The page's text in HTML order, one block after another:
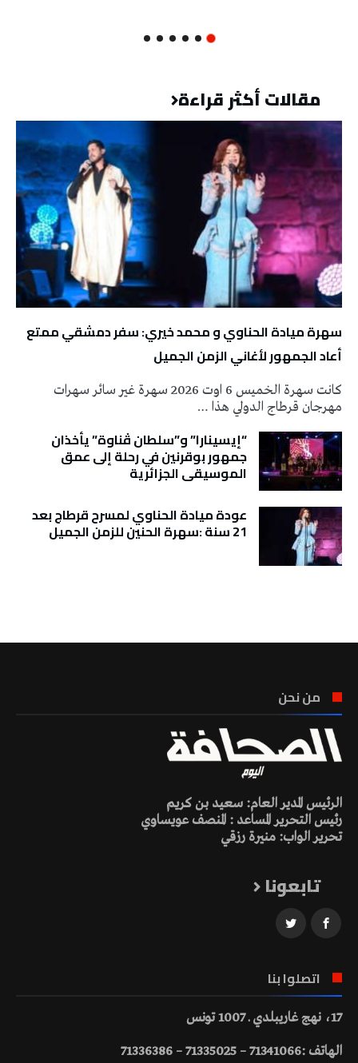
مقالات أكثر قراءة
سهرة ميادة الحناوي و محمد خيري: سفر دمشقي ممتع
أعاد الجمهور لأغاني الزمن الجميل
كانت سهرة الخميس 6 اوت 2026 سهرة غير سائر سهرات
مهرجان قرطاج الدولي هذا …
“إيسينارا” و”سلطان ڤناوة” يأخذان
جمهور بوقرنين في رحلة إلى عمق
الموسيقى الجزائرية
عودة ميادة الحناوي لمسرح قرطاج بعد
21 سنة :سهرة الحنين للزمن الجميل
من نحن
الرئيس المدير العام: سعيد بن كريم
رئيس التحرير المساعد : المنصف عويساوي
تحرير الواب: منيرة رزقي
تابعونا
اتصلوا بنا
17، نهج غاريبلدي ـ 1007 تونس
الهاتف :71341066 – 71335025 – 71336386